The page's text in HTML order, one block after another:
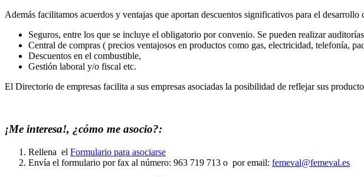
Además facilitamos acuerdos y ventajas que aportan descuentos significativos para el desarrollo
Seguros, entre los que se incluye el obligatorio por convenio. Se pueden realizar
Central de compras ( precios ventajosos en productos como gas, electricidad, telefonía,
Descuentos en el combustible,
Gestión laboral y/o fiscal etc.
El Directorio de empresas facilita a sus empresas asociadas la posibilidad de reflejar sus
¡Me interesa!, ¿cómo me asocio?:
Rellena el Formulario para asociarse
Envía el formulario por fax al número: 963 719 713 o por email: femeval@femeval.es